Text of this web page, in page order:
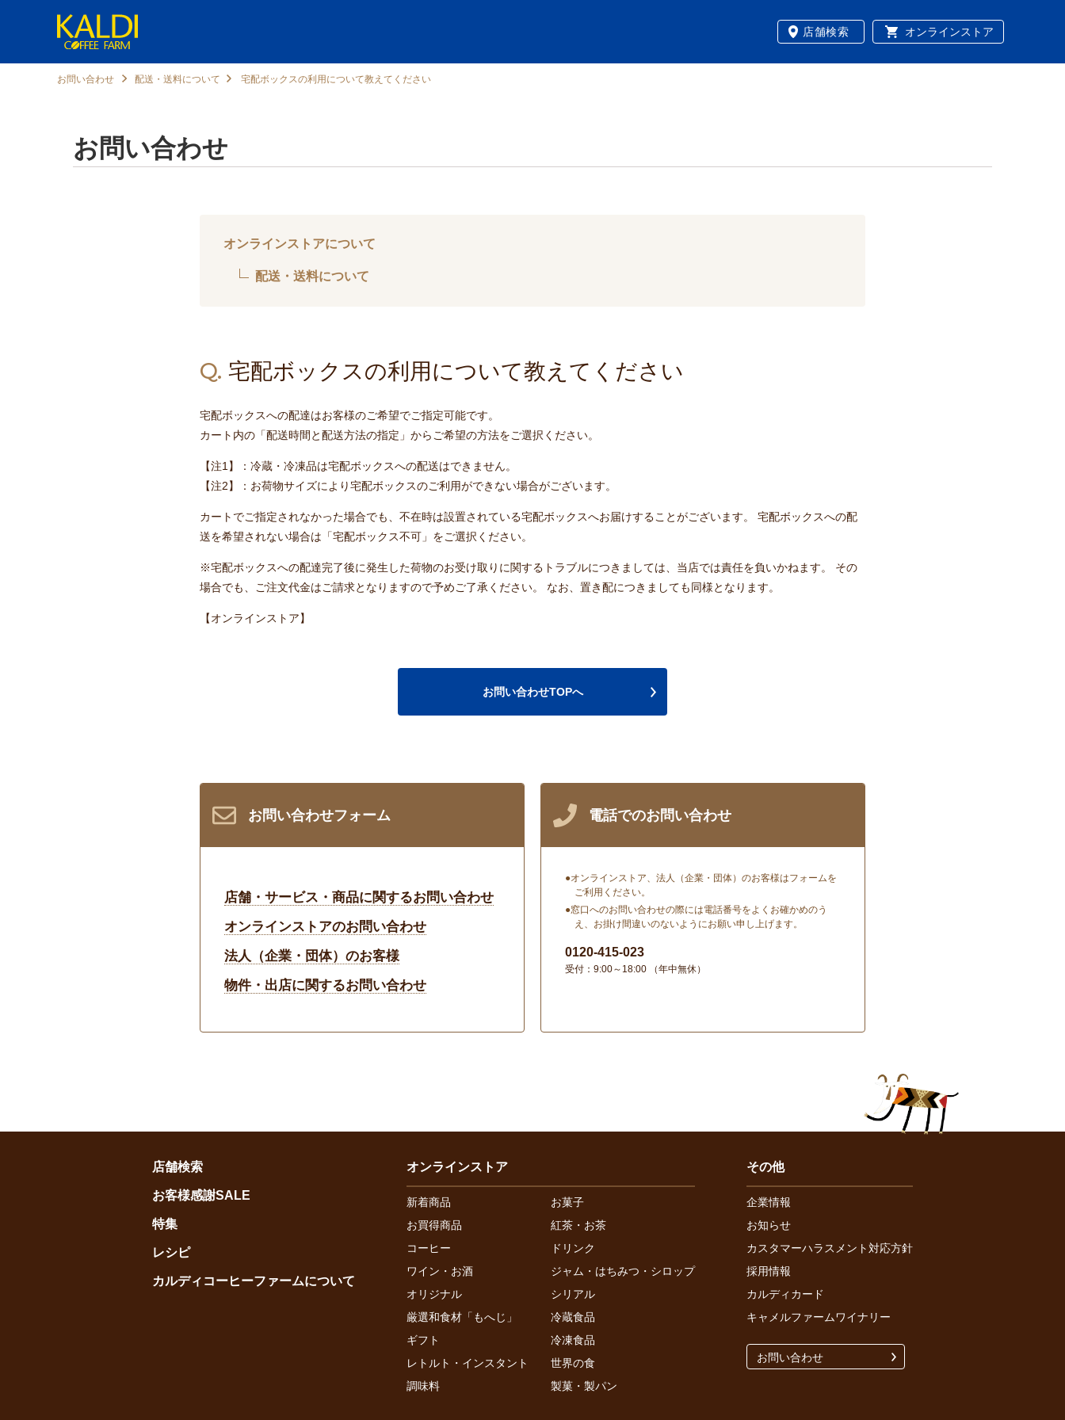
店舗検索 オンラインストア
お問い合わせ 配送・送料について 宅配ボックスの利用について教えてください
お問い合わせ
オンラインストアについて
配送・送料について
Q. 宅配ボックスの利用について教えてください
宅配ボックスへの配達はお客様のご希望でご指定可能です。
カート内の「配送時間と配送方法の指定」からご希望の方法をご選択ください。
【注1】：冷蔵・冷凍品は宅配ボックスへの配送はできません。
【注2】：お荷物サイズにより宅配ボックスのご利用ができない場合がございます。
カートでご指定されなかった場合でも、 不在時は設置されている宅配ボックスへお届けすることがございます。 宅配ボックスへの配
送を希望されない場合は 「宅配ボックス不可」をご選択ください。
※宅配ボックスへの配達完了後に発生した荷物のお受け取りに関するトラブルにつきましては、当店では責任を負いかねます。 その
場合でも、ご注文代金はご請求となりますので予めご了承ください。 なお、置き配につきましても同様となります。
【オンラインストア】
お問い合わせTOPへ
お問い合わせフォーム
店舗・サービス・商品に関するお問い合わせ
オンラインストアのお問い合わせ
法人（企業・団体）のお客様
物件・出店に関するお問い合わせ
電話でのお問い合わせ
オンラインストア、法人（企業・団体）のお客様はフォームを
ご利用ください。
窓口へのお問い合わせの際には電話番号をよくお確かめのう
え、お掛け間違いのないようにお願い申し上げます。
0120-415-023
受付：9:00～18:00 （年中無休）
店舗検索
お客様感謝SALE
特集
レシピ
カルディコーヒーファームについて
オンラインストア
新着商品
お菓子
お買得商品
紅茶・お茶
コーヒー
ドリンク
ワイン・お酒
ジャム・はちみつ・シロップ
オリジナル
シリアル
厳選和食材「もへじ」
冷蔵食品
ギフト
冷凍食品
レトルト・インスタント
世界の食
調味料
製菓・製パン
その他
企業情報
お知らせ
カスタマーハラスメント対応方針
採用情報
カルディカード
キャメルファームワイナリー
お問い合わせ